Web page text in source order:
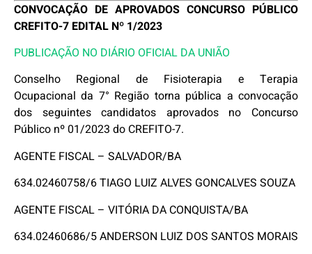
CONVOCAÇÃO DE APROVADOS CONCURSO PÚBLICO
CREFITO-7 EDITAL Nº 1/2023
PUBLICAÇÃO NO DIÁRIO OFICIAL DA UNIÃO
Conselho Regional de Fisioterapia e Terapia
Ocupacional da 7° Região torna pública a convocação
dos seguintes candidatos aprovados no Concurso
Público nº 01/2023 do CREFITO-7.
AGENTE FISCAL – SALVADOR/BA
634.02460758/6 TIAGO LUIZ ALVES GONCALVES SOUZA
AGENTE FISCAL – VITÓRIA DA CONQUISTA/BA
634.02460686/5 ANDERSON LUIZ DOS SANTOS MORAIS